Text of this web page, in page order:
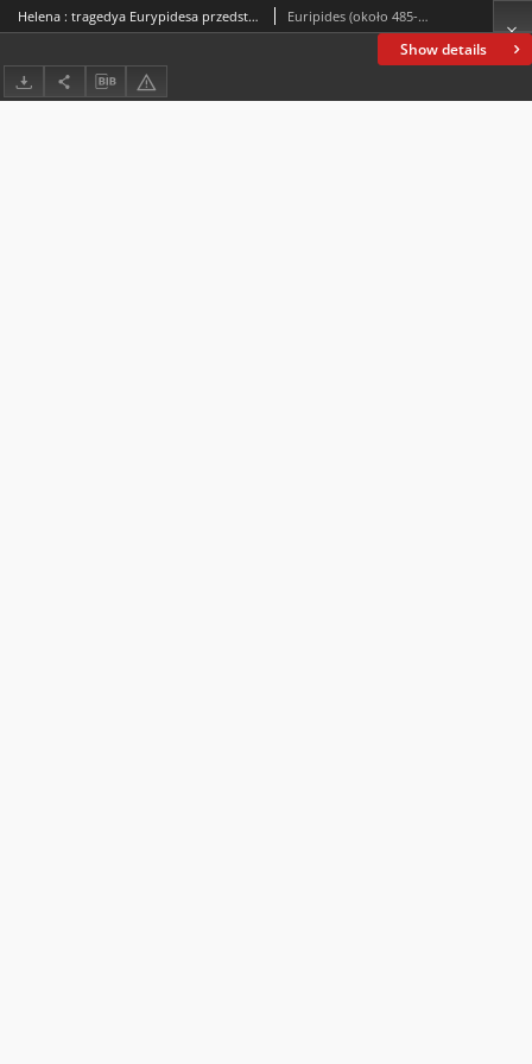
Show details
Helena : tragedya Eurypidesa przedstawiona roku 413 przed Chr. Euripides (około 485-406 p.n.e.)